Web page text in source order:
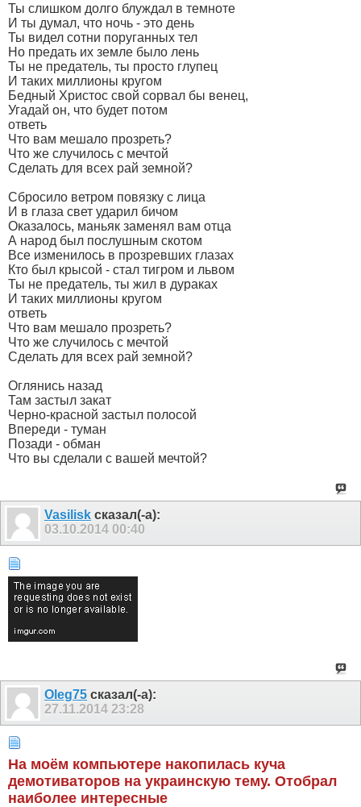
Ты слишком долго блуждал в темноте
И ты думал, что ночь - это день
Ты видел сотни поруганных тел
Но предать их земле было лень
Ты не предатель, ты просто глупец
И таких миллионы кругом
Бедный Христос свой сорвал бы венец,
Угадай он, что будет потом
ответь
Что вам мешало прозреть?
Что же случилось с мечтой
Сделать для всех рай земной?
Сбросило ветром повязку с лица
И в глаза свет ударил бичом
Оказалось, маньяк заменял вам отца
А народ был послушным скотом
Все изменилось в прозревших глазах
Кто был крысой - стал тигром и львом
Ты не предатель, ты жил в дураках
И таких миллионы кругом
ответь
Что вам мешало прозреть?
Что же случилось с мечтой
Сделать для всех рай земной?
Оглянись назад
Там застыл закат
Черно-красной застыл полосой
Впереди - туман
Позади - обман
Что вы сделали с вашей мечтой?
Vasilisk сказал(-а):
03.10.2014 00:40
Olеg75 сказал(-а):
27.11.2014 23:28
На моём компьютере накопилась куча
демотиваторов на украинскую тему. Отобрал
наиболее интересные